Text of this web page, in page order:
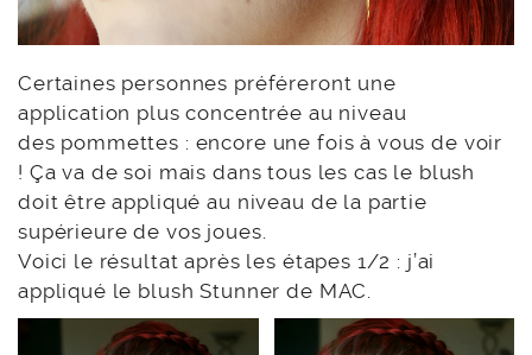
Certaines personnes préféreront une
application plus concentrée au niveau
des pommettes : encore une fois à vous de voir
! Ça va de soi mais dans tous les cas le blush
doit être appliqué au niveau de la partie
supérieure de vos joues.
Voici le résultat après les étapes 1/2 : j’ai
appliqué le blush Stunner de MAC.